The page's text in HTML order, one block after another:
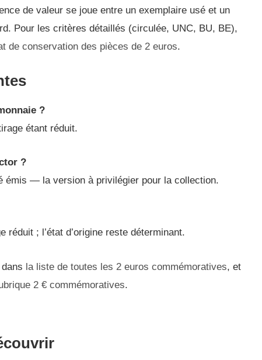
de valeur se joue entre un exemplaire usé et un
Pour les critères détaillés (circulée, UNC, BU, BE),
de conservation des pièces de 2 euros.
?
étant réduit.
?
émis — la version à privilégier pour la collection.
réduit ; l’état d’origine reste déterminant.
la liste de toutes les 2 euros commémoratives, et
2 € commémoratives.